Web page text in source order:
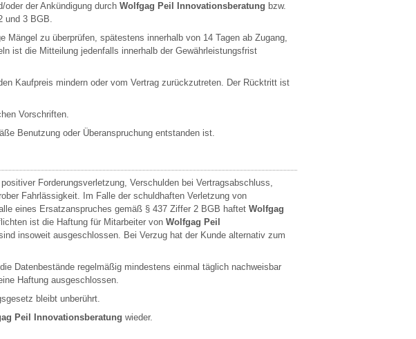
der Ankündigung durch Wolfgag Peil Innovationsberatung bzw.
und 3 BGB.
zu überprüfen, spätestens innerhalb von 14 Tagen ab Zugang,
ist die Mitteilung jedenfalls innerhalb der Gewährleistungsfrist
Kaufpreis mindern oder vom Vertrag zurückzutreten. Der Rücktritt ist
Vorschriften.
Benutzung oder Überanspruchung entstanden ist.
Forderungsverletzung, Verschulden bei Vertragsabschluss,
Fahrlässigkeit. Im Falle der schuldhaften Verletzung von
eines Ersatzanspruches gemäß § 437 Ziffer 2 BGB haftet Wolfgag
ist die Haftung für Mitarbeiter von Wolfgag Peil
insoweit ausgeschlossen. Bei Verzug hat der Kunde alternativ zum
Datenbestände regelmäßig mindestens einmal täglich nachweisbar
Haftung ausgeschlossen.
bleibt unberührt.
Peil Innovationsberatung wieder.